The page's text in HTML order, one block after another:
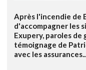
Après l'incendie de
d'accompagner les
Exupery, paroles
témoignage de
avec les